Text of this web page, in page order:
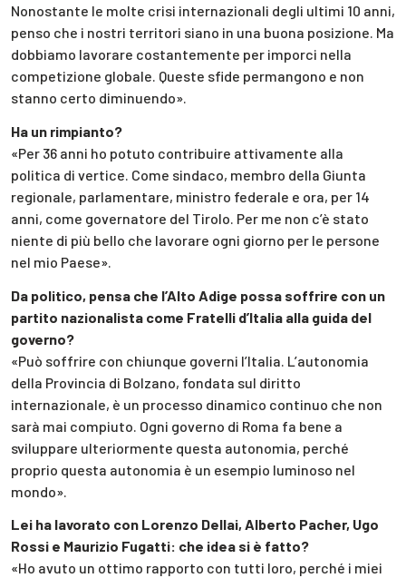
Nonostante le molte crisi internazionali degli ultimi 10 anni,
penso che i nostri territori siano in una buona posizione. Ma
dobbiamo lavorare costantemente per imporci nella
competizione globale. Queste sfide permangono e non
stanno certo diminuendo».
Ha un rimpianto?
«Per 36 anni ho potuto contribuire attivamente alla
politica di vertice. Come sindaco, membro della Giunta
regionale, parlamentare, ministro federale e ora, per 14
anni, come governatore del Tirolo. Per me non c’è stato
niente di più bello che lavorare ogni giorno per le persone
nel mio Paese».
Da politico, pensa che l’Alto Adige possa soffrire con un
partito nazionalista come Fratelli d’Italia alla guida del
governo?
«Può soffrire con chiunque governi l’Italia. L’autonomia
della Provincia di Bolzano, fondata sul diritto
internazionale, è un processo dinamico continuo che non
sarà mai compiuto. Ogni governo di Roma fa bene a
sviluppare ulteriormente questa autonomia, perché
proprio questa autonomia è un esempio luminoso nel
mondo».
Lei ha lavorato con Lorenzo Dellai, Alberto Pacher, Ugo
Rossi e Maurizio Fugatti: che idea si è fatto?
«Ho avuto un ottimo rapporto con tutti loro, perché i miei